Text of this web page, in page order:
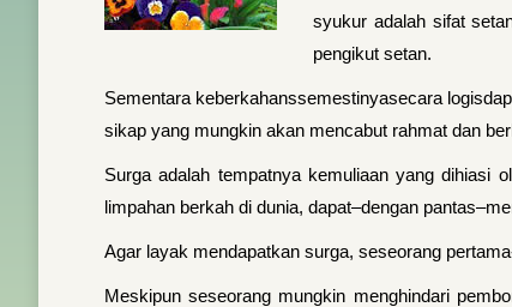
syukur adalah sifat
pengikut setan.
Sementara keberkahanssemestinyasecara
sikap yang mungkin akan mencabut rahmat dan
Surga adalah tempatnya kemuliaan yang dihiasi
limpahan berkah di dunia, dapat–dengan
Agar layak mendapatkan surga, seseorang
Meskipun seseorang mungkin menghindari